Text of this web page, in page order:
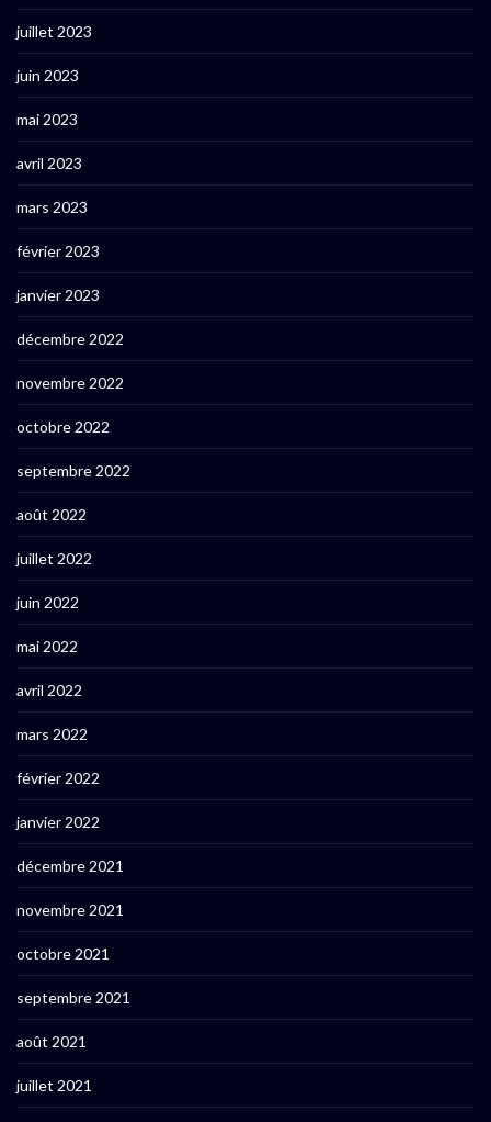
juillet 2023
juin 2023
mai 2023
avril 2023
mars 2023
février 2023
janvier 2023
décembre 2022
novembre 2022
octobre 2022
septembre 2022
août 2022
juillet 2022
juin 2022
mai 2022
avril 2022
mars 2022
février 2022
janvier 2022
décembre 2021
novembre 2021
octobre 2021
septembre 2021
août 2021
juillet 2021